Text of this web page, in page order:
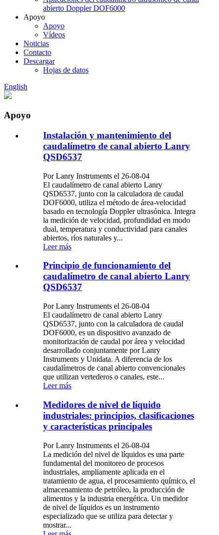
abierto Doppler DOF6000
Apoyo
Apoyo
Vídeos
Noticias
Contacto
Descargar
Hojas de datos
English
Apoyo
Instalación y mantenimiento del
caudalímetro de canal abierto Lanry
QSD6537
Por Lanry Instruments el 26-08-04
El caudalímetro de canal abierto Lanry
QSD6537, junto con la calculadora de caudal
DOF6000, utiliza el método de área-velocidad
basado en tecnología Doppler ultrasónica. Integra
la medición de velocidad, profundidad en modo
dual, temperatura y conductividad para canales
abiertos, ríos naturales y...
Leer más
Principio de funcionamiento del
caudalímetro de canal abierto Lanry
QSD6537
Por Lanry Instruments el 26-08-04
El caudalímetro de canal abierto Lanry
QSD6537, junto con la calculadora de caudal
DOF6000, es un dispositivo avanzado de
monitorización de caudal por área y velocidad
desarrollado conjuntamente por Lanry
Instruments y Unidata. A diferencia de los
caudalímetros de canal abierto convencionales
que utilizan vertederos o canales, este...
Leer más
Medidores de nivel de líquido
industriales: principios, clasificaciones
y características principales
Por Lanry Instruments el 26-08-04
La medición del nivel de líquidos es una parte
fundamental del monitoreo de procesos
industriales, ampliamente aplicada en el
tratamiento de agua, el procesamiento químico, el
almacenamiento de petróleo, la producción de
alimentos y la industria energética. Un medidor
de nivel de líquidos es un instrumento
especializado que se utiliza para detectar y
mostrar...